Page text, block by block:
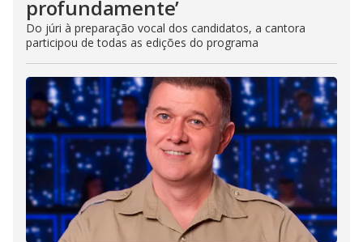
profundamente’
Do júri à preparação vocal dos candidatos, a cantora
participou de todas as edições do programa